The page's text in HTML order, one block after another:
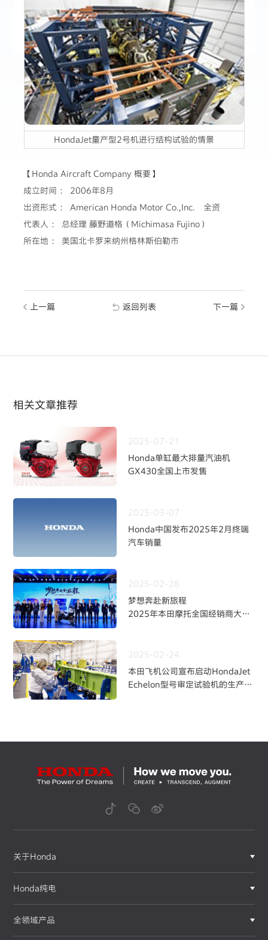
HondaJet量产型2号机进行结构试验的情景
【Honda Aircraft Company 概要】
成立时间 ： 2006年8月
出资形式 ： American Honda Motor Co.,Inc. 全资
代表人 ： 总经理 藤野道格（Michimasa Fujino）
所在地 ： 美国北卡罗来纳州格林斯伯勒市
上一篇 返回列表 下一篇
相关文章推荐
2025-07-21
Honda单缸最大排量汽油机
GX430全国上市发售
2025-03-07
Honda中国发布2025年2月终端
汽车销量
2025-02-28
梦想奔赴新旅程
2025年本田摩托全国经销商大会
2025-02-24
本田飞机公司宣布启动HondaJet
Echelon型号审定试验机的生产
关于Honda
Honda纯电
全领域产品